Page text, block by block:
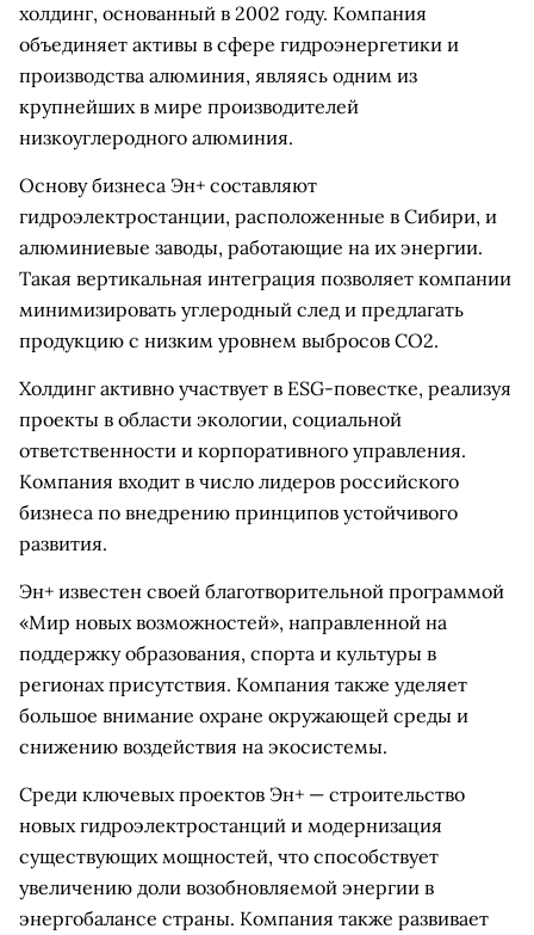
холдинг, основанный в 2002 году. Компания
объединяет активы в сфере гидроэнергетики и
производства алюминия, являясь одним из
крупнейших в мире производителей
низкоуглеродного алюминия.
Основу бизнеса Эн+ составляют
гидроэлектростанции, расположенные в Сибири, и
алюминиевые заводы, работающие на их энергии.
Такая вертикальная интеграция позволяет компании
минимизировать углеродный след и предлагать
продукцию с низким уровнем выбросов CO2.
Холдинг активно участвует в ESG-повестке, реализуя
проекты в области экологии, социальной
ответственности и корпоративного управления.
Компания входит в число лидеров российского
бизнеса по внедрению принципов устойчивого
развития.
Эн+ известен своей благотворительной программой
«Мир новых возможностей», направленной на
поддержку образования, спорта и культуры в
регионах присутствия. Компания также уделяет
большое внимание охране окружающей среды и
снижению воздействия на экосистемы.
Среди ключевых проектов Эн+ — строительство
новых гидроэлектростанций и модернизация
существующих мощностей, что способствует
увеличению доли возобновляемой энергии в
энергобалансе страны. Компания также развивает